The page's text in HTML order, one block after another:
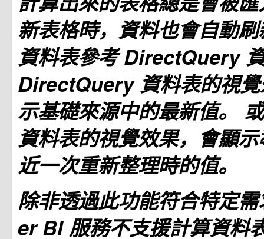
新表格時，資料也會自動
資料表參考 DirectQuery
DirectQuery 資料表的視
示基礎來源中的最新值。
資料表的視覺效果，會顯
近一次重新整理時的值。
除非透過此功能符合特定
er BI 服務不支援計算資料